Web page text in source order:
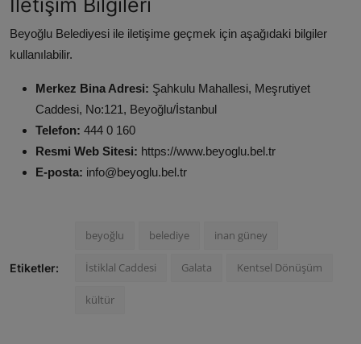
Beyoğlu Belediyesi ile iletişime geçmek için aşağıdaki bilgiler
kullanılabilir.
Merkez Bina Adresi: Şahkulu Mahallesi, Meşrutiyet
Caddesi, No:121, Beyoğlu/İstanbul
Telefon: 444 0 160
Resmi Web Sitesi: https://www.beyoglu.bel.tr
E-posta: info@beyoglu.bel.tr
Etiketler:
beyoğlu belediye inan güney
İstiklal Caddesi Galata Kentsel Dönüşüm
kültür